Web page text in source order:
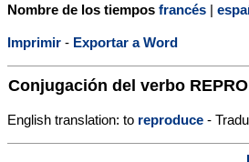
Nombre de los tiempos francés |
Imprimir - Exportar a Word
Conjugación del verbo
English translation: to reproduce -